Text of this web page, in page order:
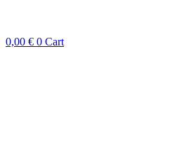
0,00 € 0 Cart